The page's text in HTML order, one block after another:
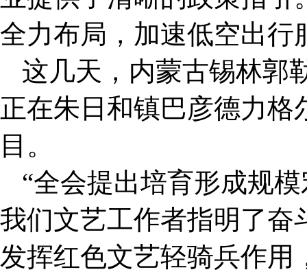
全力布局，加速低空出行
这几天，内蒙古锡林郭
正在朱日和镇巴彦德力
目。
“全会提出培育形成规
我们文艺工作者指明了奋
发挥红色文艺轻骑兵作用